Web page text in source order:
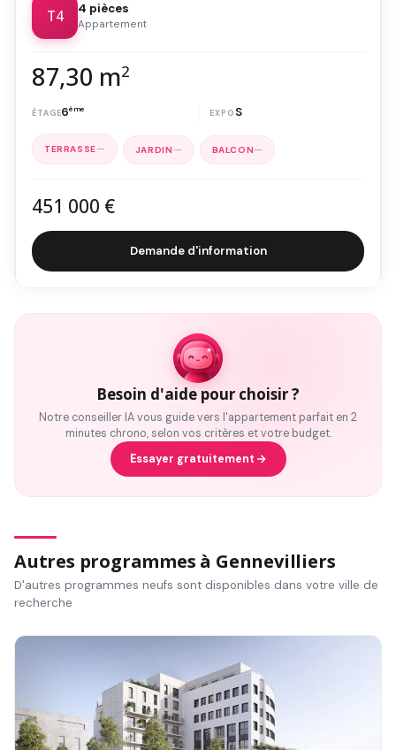
T4 4 pièces
Appartement
87,30 m2
6ème S
— — —
451 000 €
Demande d'information
Besoin d'aide pour choisir ?
Notre conseiller IA vous guide vers l'appartement parfait en 2
minutes chrono, selon vos critères et votre budget.
Essayer gratuitement
Autres programmes à Gennevilliers
D'autres programmes neufs sont disponibles dans votre ville de
recherche